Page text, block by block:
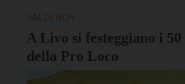
A Livo si festeggiano i 50
della Pro Loco